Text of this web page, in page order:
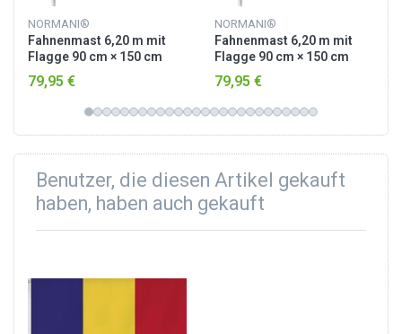
NORMANI®
Fahnenmast 6,20 m mit
Flagge 90 cm × 150 cm
Deutschland
79,95 €
NORMANI®
Fahnenmast 6,20 m mit
Flagge 90 cm × 150 cm
Australien
79,95 €
Benutzer, die diesen Artikel gekauft
haben, haben auch gekauft